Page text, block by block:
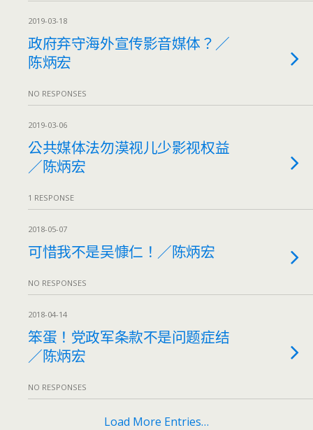
2019-03-18
政府弃守海外宣传影音媒体？／
陈炳宏
NO RESPONSES
2019-03-06
公共媒体法勿漠视儿少影视权益
／陈炳宏
1 RESPONSE
2018-05-07
可惜我不是吴慷仁！／陈炳宏
NO RESPONSES
2018-04-14
笨蛋！党政军条款不是问题症结
／陈炳宏
NO RESPONSES
Load More Entries…